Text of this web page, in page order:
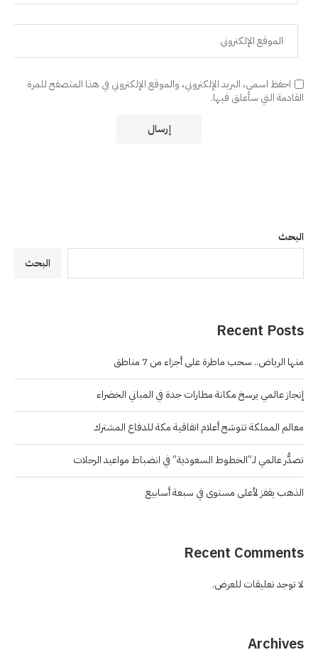
احفظ اسمي، البريد الإلكتروني، والموقع الإلكتروني في هذا المتصفح للمرة
القادمة التي سأعلق فيها.
البحث
البحث
Recent Posts
منها الرياض.. سحب ماطرة على أجزاء من 7 مناطق
إنجاز عالمي يرسخ مكانة مطارات جدة في المباني الخضراء
معالم المملكة تتوشح أعلام اتفاقية مكة للدفاع المشترك
تصدُّر عالمي لـ”الخطوط السعودية” في انضباط مواعيد الرحلات
الذهب يقفز لأعلى مستوى في سبعة أسابيع
Recent Comments
لا توجد تعليقات للعرض.
Archives